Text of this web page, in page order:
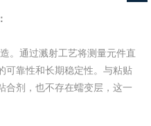
。通过溅射工艺将测量元件直
可靠性和长期稳定性。与粘贴
合剂，也不存在蠕变层，这一